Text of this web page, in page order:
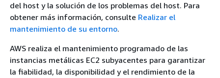
del host y la solución de los problemas del host. Para
obtener más información, consulte Realizar el
mantenimiento de su entorno.
AWS realiza el mantenimiento programado de las
instancias metálicas EC2 subyacentes para garantizar
la fiabilidad, la disponibilidad y el rendimiento de la